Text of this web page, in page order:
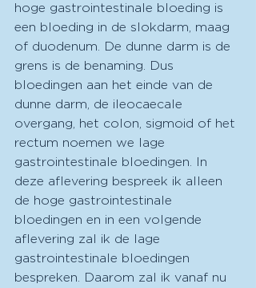
hoge gastrointestinale bloeding is
een bloeding in de slokdarm, maag
of duodenum. De dunne darm is de
grens is de benaming. Dus
bloedingen aan het einde van de
dunne darm, de ileocaecale
overgang, het colon, sigmoid of het
rectum noemen we lage
gastrointestinale bloedingen. In
deze aflevering bespreek ik alleen
de hoge gastrointestinale
bloedingen en in een volgende
aflevering zal ik de lage
gastrointestinale bloedingen
bespreken. Daarom zal ik vanaf nu